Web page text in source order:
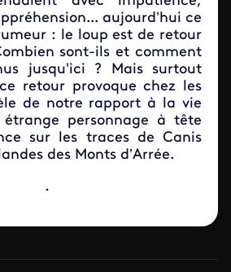
aujourd’hui ce
: le loup est de retour
sont-ils et comment
jusqu'ici ? Mais surtout
retour provoque chez les
de notre rapport à la vie
personnage à tête
sur les traces de Canis
des Monts d’Arrée.
.